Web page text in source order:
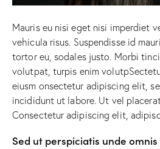
Mauris eu nisi eget nisi imperdiet
vehicula risus. Suspendisse id
tortor eu, sodales justo. Morbi
volutpat, turpis enim
eiusm onsectetur adipiscing elit,
incididunt ut labore. Ut vel
Consectetur adipiscing elit,
Sed ut perspiciatis unde